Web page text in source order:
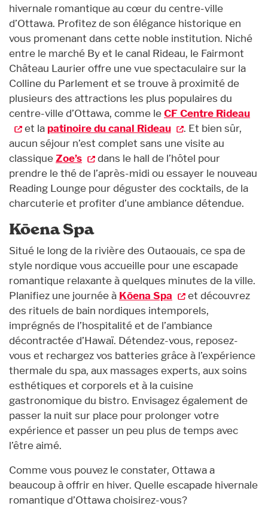
hivernale romantique au cœur du centre-ville
d’Ottawa. Profitez de son élégance historique en
vous promenant dans cette noble institution. Niché
entre le marché By et le canal Rideau, le Fairmont
Château Laurier offre une vue spectaculaire sur la
Colline du Parlement et se trouve à proximité de
plusieurs des attractions les plus populaires du
centre-ville d’Ottawa, comme leCF Centre Rideau
et la patinoire du canal Rideau
. Et bien sûr,
aucun séjour n’est complet sans une visite au
classiqueZoe’s
dans le hall de l’hôtel pour
prendre le thé de l’après-midi ou essayer le nouveau
Reading Lounge pour déguster des cocktails, de la
charcuterie et profiter d’une ambiance détendue.
Kōena Spa
Situé le long de la rivière des Outaouais, ce spa de
style nordique vous accueille pour une escapade
romantique relaxante à quelques minutes de la ville.
Planifiez une journée à Kōena Spa
et découvrez
des rituels de bain nordiques intemporels,
imprégnés de l’hospitalité et de l’ambiance
décontractée d’Hawaï. Détendez-vous, reposez-
vous et rechargez vos batteries grâce à l’expérience
thermale du spa, aux massages experts, aux soins
esthétiques et corporels et à la cuisine
gastronomique du bistro. Envisagez également de
passer la nuit sur place pour prolonger votre
expérience et passer un peu plus de temps avec
l’être aimé.
Comme vous pouvez le constater, Ottawa a
beaucoup à offrir en hiver. Quelle escapade hivernale
romantique d’Ottawa choisirez-vous?